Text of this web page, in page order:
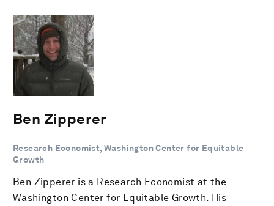
Ben Zipperer
Research Economist, Washington Center for Equitable
Growth
Ben Zipperer is a Research Economist at the
Washington Center for Equitable Growth. His